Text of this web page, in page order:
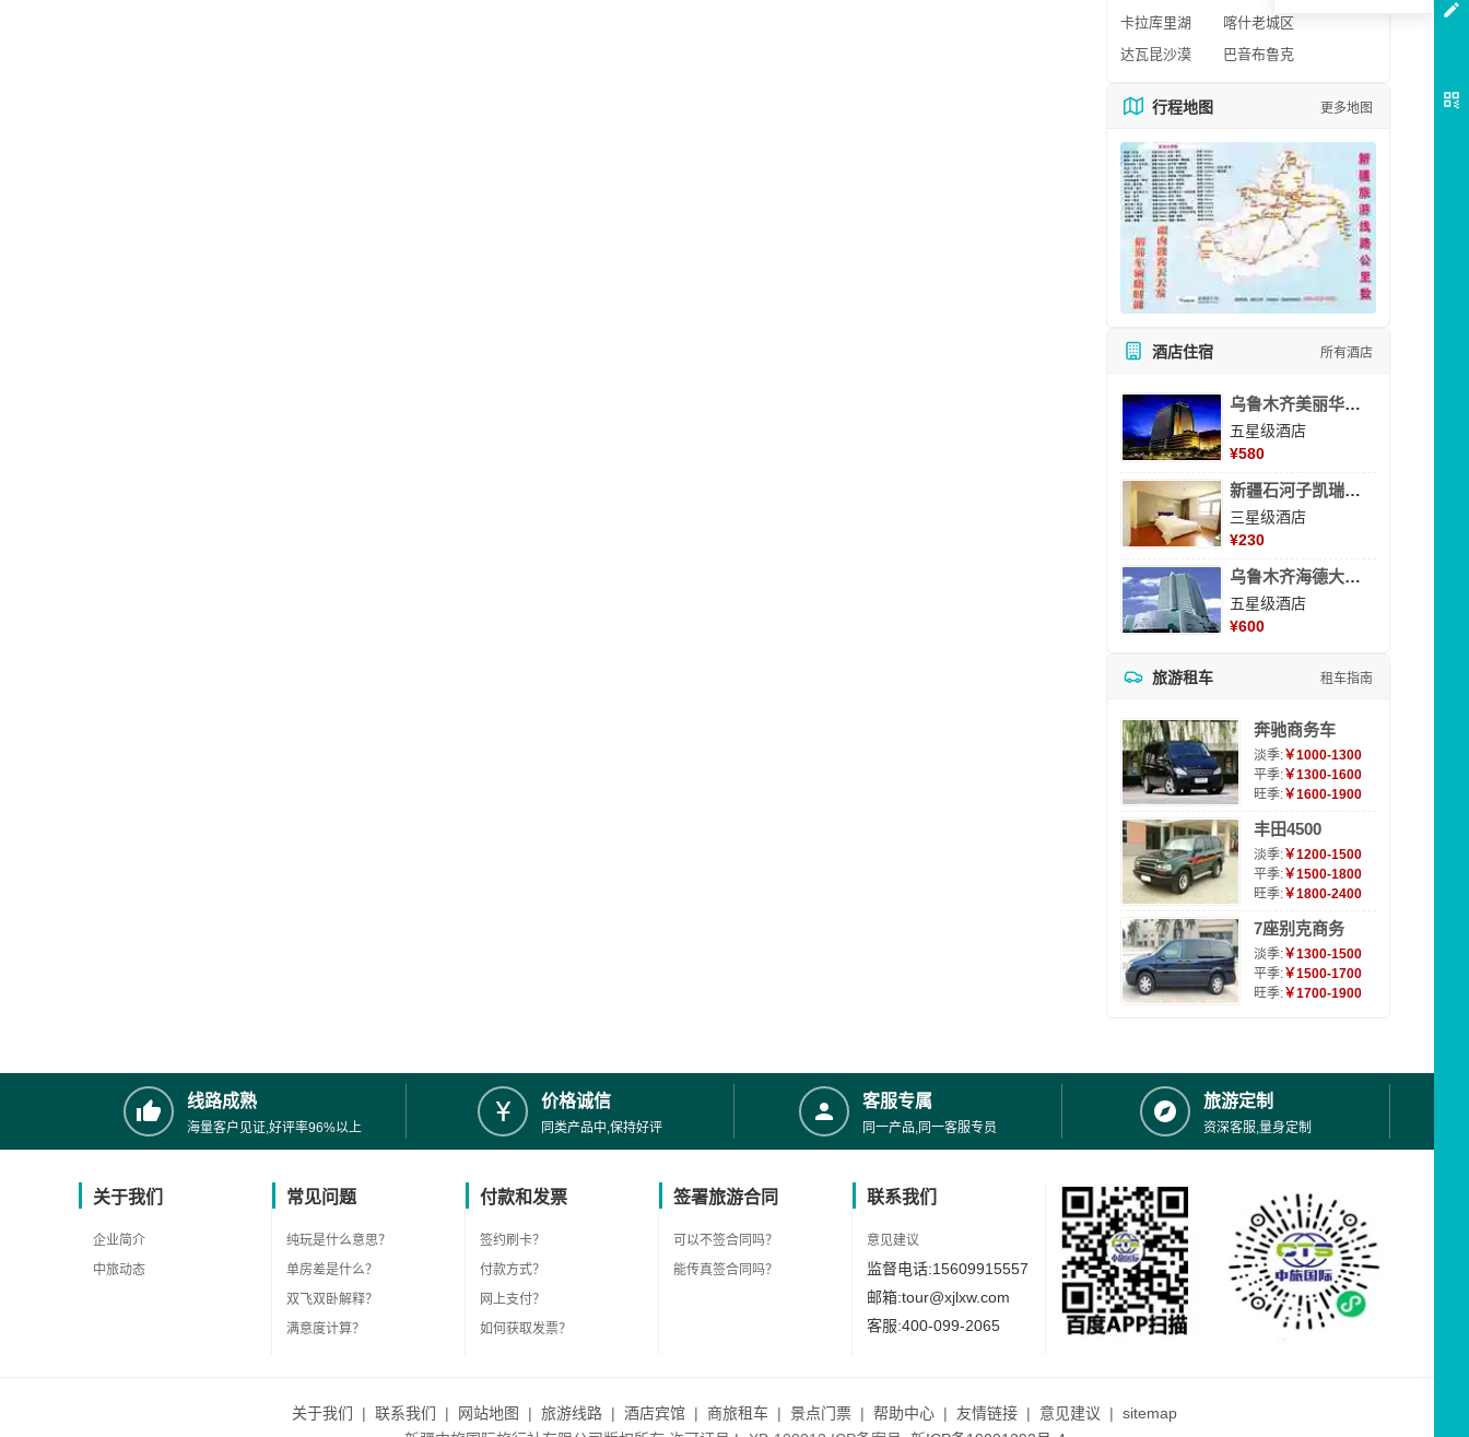
卡拉库里湖
喀什老城区
达瓦昆沙漠
巴音布鲁克
行程地图 更多地图
酒店住宿 所有酒店
乌鲁木齐美丽华大酒
五星级酒店
¥580
新疆石河子凯瑞酒店
三星级酒店
¥230
乌鲁木齐海德大酒店
五星级酒店
¥600
旅游租车 租车指南
奔驰商务车
淡季:￥1000-1300
平季:￥1300-1600
旺季:￥1600-1900
丰田4500
淡季:￥1200-1500
平季:￥1500-1800
旺季:￥1800-2400
7座别克商务
淡季:￥1300-1500
平季:￥1500-1700
旺季:￥1700-1900
线路成熟
海量客户见证,好评率96%以上
价格诚信
同类产品中,保持好评
客服专属
同一产品,同一客服专员
旅游定制
资深客服,量身定制
关于我们
企业简介
中旅动态
常见问题
纯玩是什么意思？
单房差是什么？
双飞双卧解释？
满意度计算？
付款和发票
签约刷卡？
付款方式？
网上支付？
如何获取发票？
签署旅游合同
可以不签合同吗？
能传真签合同吗？
联系我们
意见建议
监督电话:15609915557
邮箱:tour@xjlxw.com
客服:400-099-2065
关于我们 | 联系我们 | 网站地图 | 旅游线路 | 酒店宾馆 | 商旅租车 | 景点门票 | 帮助中心 | 友情链接 | 意见建议 | sitemap